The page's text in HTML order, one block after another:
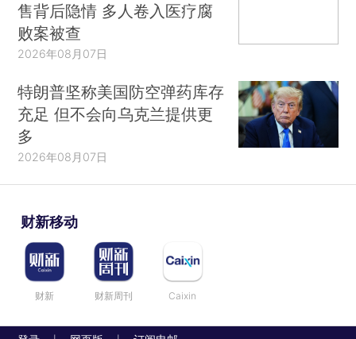
售背后隐情 多人卷入医疗腐
败案被查
2026年08月07日
特朗普坚称美国防空弹药库存
充足 但不会向乌克兰提供更
多
2026年08月07日
财新移动
财新 财新周刊 Caixin